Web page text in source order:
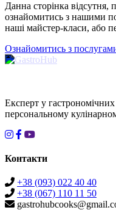
Данна сторінка відсутня,
ознайомитись з нашими
наші майстер-класи, або
Ознайомитись з
Експерт у
персональному
Контакти
+38 (093) 022 40 40
+38 (067) 110 11 50